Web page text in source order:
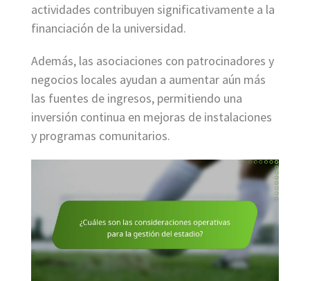
actividades contribuyen significativamente a la
financiación de la universidad.
Además, las asociaciones con patrocinadores y
negocios locales ayudan a aumentar aún más
las fuentes de ingresos, permitiendo una
inversión continua en mejoras de instalaciones
y programas comunitarios.